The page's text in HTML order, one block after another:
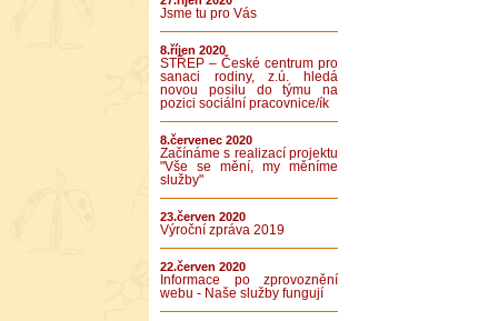
Jsme tu pro Vás
8.říjen 2020
STŘEP – České centrum pro
sanaci rodiny, z.ú. hledá
novou posilu do týmu na
pozici sociální pracovnice/ík
8.červenec 2020
Začínáme s realizací projektu
"Vše se mění, my měníme
služby"
23.červen 2020
Výroční zpráva 2019
22.červen 2020
Informace po zprovoznění
webu - Naše služby fungují